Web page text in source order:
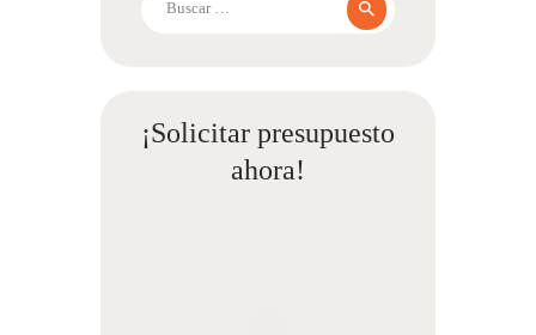
¡Solicitar presupuesto
ahora!